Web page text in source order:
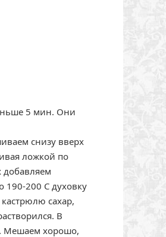
5 мин. Они
снизу вверх
ложкой по
добавляем
190-200 С духовку
сахар,
В
Мешаем хорошо,